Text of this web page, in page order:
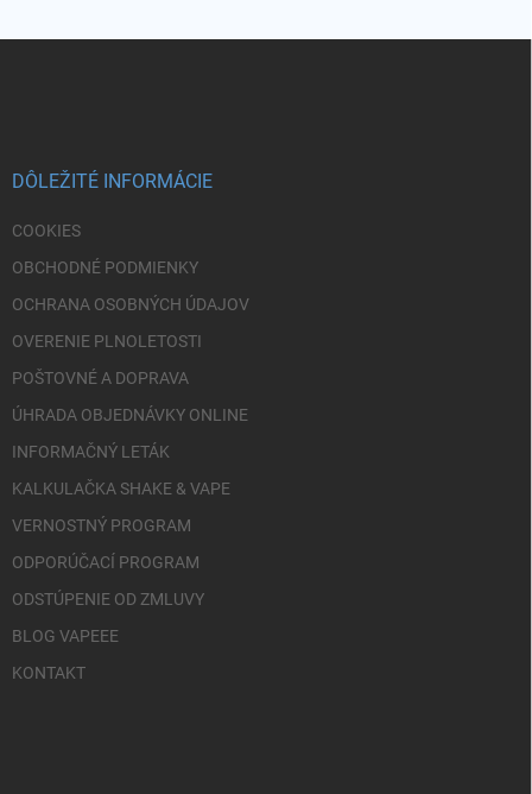
DÔLEŽITÉ INFORMÁCIE
COOKIES
OBCHODNÉ PODMIENKY
OCHRANA OSOBNÝCH ÚDAJOV
OVERENIE PLNOLETOSTI
POŠTOVNÉ A DOPRAVA
ÚHRADA OBJEDNÁVKY ONLINE
INFORMAČNÝ LETÁK
KALKULAČKA SHAKE & VAPE
VERNOSTNÝ PROGRAM
ODPORÚČACÍ PROGRAM
ODSTÚPENIE OD ZMLUVY
BLOG VAPEEE
KONTAKT